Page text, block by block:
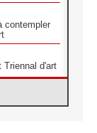
contempler
Triennal d'art
religieuses